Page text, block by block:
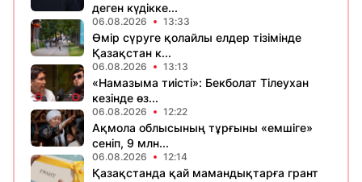
деген күдікке...
06.08.2026 13:33
Өмір сүруге қолайлы елдер тізімінде
Қазақстан к...
06.08.2026 13:13
«Намазыма тиісті»: Бекболат Тілеухан
кезінде өз...
06.08.2026 12:22
Ақмола облысының тұрғыны «емшіге»
сеніп, 9 млн...
06.08.2026 12:14
Қазақстанда қай мамандықтарға грант